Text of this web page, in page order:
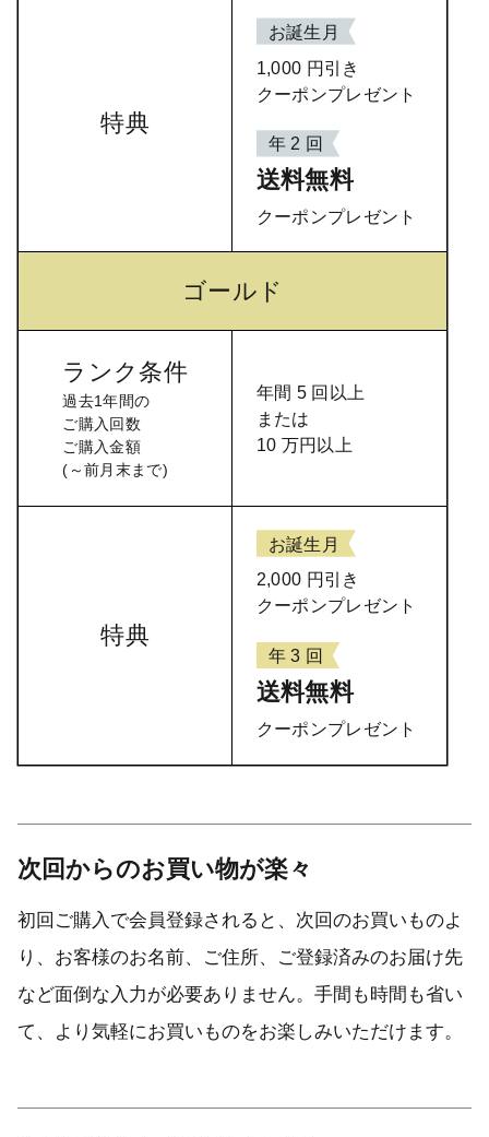
特典
お誕生月
1,000 円引き
クーポンプレゼント
年 2 回
送料無料
クーポンプレゼント
ゴールド
ランク条件
過去1年間の
ご購入回数
ご購入金額
(～前月末まで)
年間 5 回以上
または
10 万円以上
特典
お誕生月
2,000 円引き
クーポンプレゼント
年 3 回
送料無料
クーポンプレゼント
次回からのお買い物が楽々
初回ご購入で会員登録されると、次回のお買いものよ
り、お客様のお名前、ご住所、ご登録済みのお届け先
など面倒な入力が必要ありません。手間も時間も省い
て、より気軽にお買いものをお楽しみいただけます。